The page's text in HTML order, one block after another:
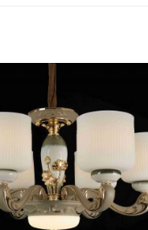
Wishlist